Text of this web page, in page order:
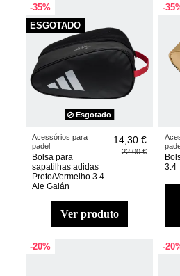
-35%
ESGOTADO
Esgotado
Acessórios para
padel
Bolsa para
sapatilhas adidas
Preto/Vermelho 3.4-
Ale Galán
14,30 €
22,00 €
ver produto
-
3.4
-20% -